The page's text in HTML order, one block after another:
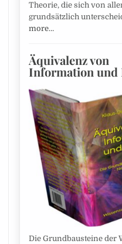
Theorie, die sich von
grundsätzlich
more…
Äquivalenz von
Information und
Die Grundbausteine der